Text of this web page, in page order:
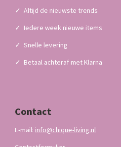
✓ Altijd de nieuwste trends
✓ Iedere week nieuwe items
✓ Snelle levering
✓ Betaal achteraf met Klarna
Contact
E-mail: info@chique-living.nl